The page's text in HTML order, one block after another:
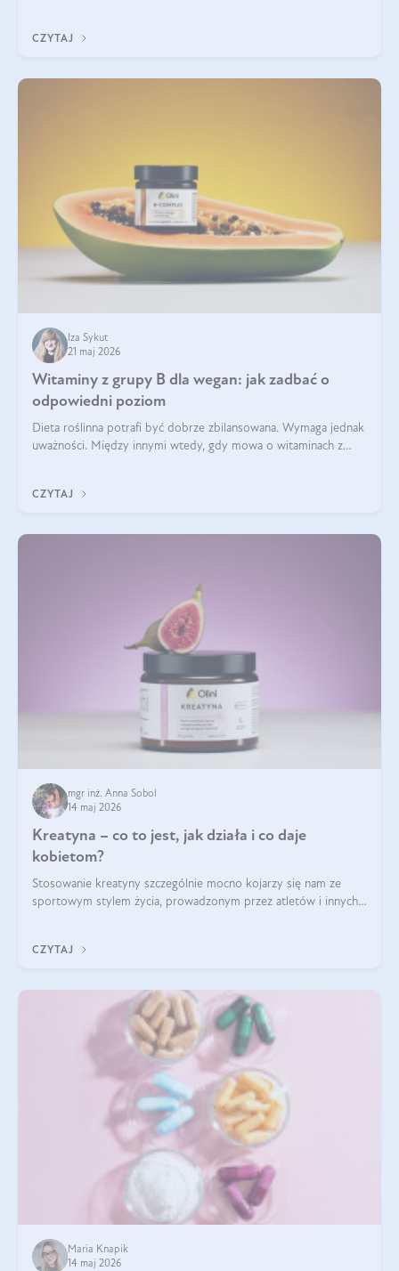
CZYTAJ
Iza Sykut
21 maj 2026
Witaminy z grupy B dla wegan: jak zadbać o
odpowiedni poziom
Dieta roślinna potrafi być dobrze zbilansowana. Wymaga jednak
uważności. Między innymi wtedy, gdy mowa o witaminach z
CZYTAJ
mgr inż. Anna Sobol
14 maj 2026
Kreatyna – co to jest, jak działa i co daje
kobietom?
Stosowanie kreatyny szczególnie mocno kojarzy się nam ze
sportowym stylem życia, prowadzonym przez atletów i innych
zwiększa masę
CZYTAJ
Maria Knapik
14 maj 2026